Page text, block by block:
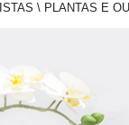
\ PLANTAS E